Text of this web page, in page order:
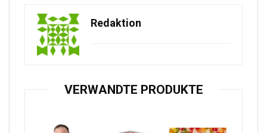
Redaktion
VERWANDTE PRODUKTE